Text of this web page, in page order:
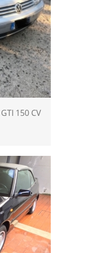
150 CV